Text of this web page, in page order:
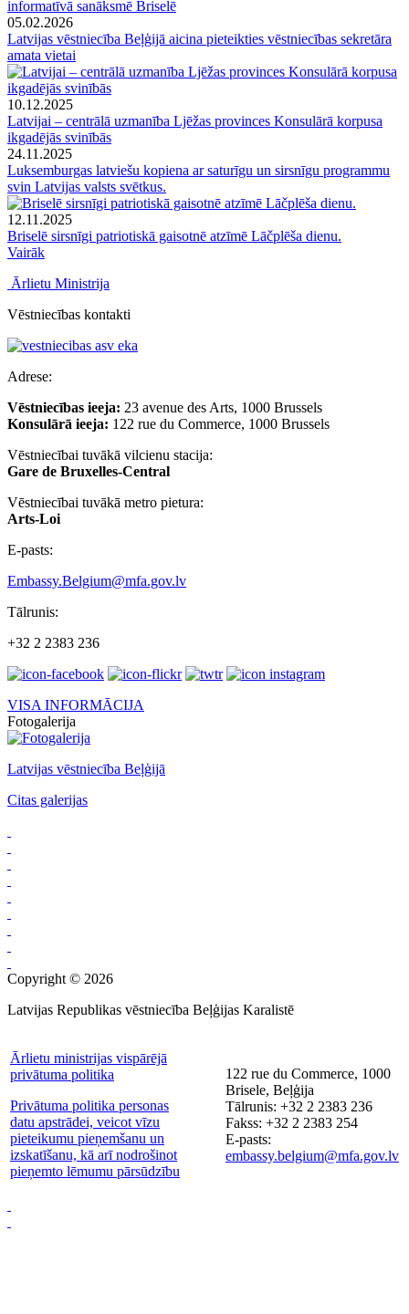
informatīvā sanāksmē Briselē
05.02.2026
Latvijas vēstniecība Beļģijā aicina pieteikties vēstniecības sekretāra
amata vietai
10.12.2025
Latvijai – centrālā uzmanība Ljēžas provinces Konsulārā korpusa
ikgadējās svinībās
24.11.2025
Luksemburgas latviešu kopiena ar saturīgu un sirsnīgu programmu
svin Latvijas valsts svētkus.
12.11.2025
Briselē sirsnīgi patriotiskā gaisotnē atzīmē Lāčplēša dienu.
Vairāk
Ārlietu Ministrija
Vēstniecības kontakti
Adrese:
Vēstniecības ieeja: 23 avenue des Arts, 1000 Brussels
Konsulārā ieeja: 122 rue du Commerce, 1000 Brussels
Vēstniecībai tuvākā vilcienu stacija:
Gare de Bruxelles-Central
Vēstniecībai tuvākā metro pietura:
Arts-Loi
E-pasts:
Embassy.Belgium@mfa.gov.lv
Tālrunis:
+32 2 2383 236
VISA INFORMĀCIJA
Fotogalerija
Latvijas vēstniecība Beļģijā
Citas galerijas
Copyright © 2026
Latvijas Republikas vēstniecība Beļģijas Karalistē
Ārlietu ministrijas vispārējā
privātuma politika
Privātuma politika personas
datu apstrādei, veicot vīzu
pieteikumu pieņemšanu un
izskatīšanu, kā arī nodrošinot
pieņemto lēmumu pārsūdzību
122 rue du Commerce, 1000
Brisele, Beļģija
Tālrunis: +32 2 2383 236
Fakss: +32 2 2383 254
E-pasts:
embassy.belgium@mfa.gov.lv